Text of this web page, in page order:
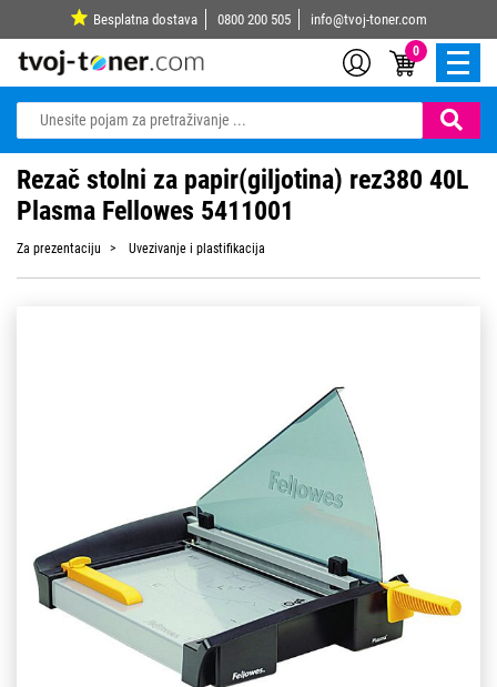
Besplatna dostava 0800 200 505 info@tvoj-toner.com
0
Rezač stolni za papir(giljotina) rez380 40L
Plasma Fellowes 5411001
Za prezentaciju Uvezivanje i plastifikacija